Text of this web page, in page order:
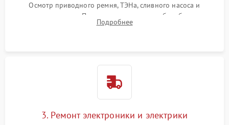
Осмотр приводного ремня, ТЭНа, сливного насоса и
амортизаторов. Проверка подшипников барабана и
крестовины на износ, а манжеты люка на разрывы.
Подробнее
3. Ремонт электроники и электрики